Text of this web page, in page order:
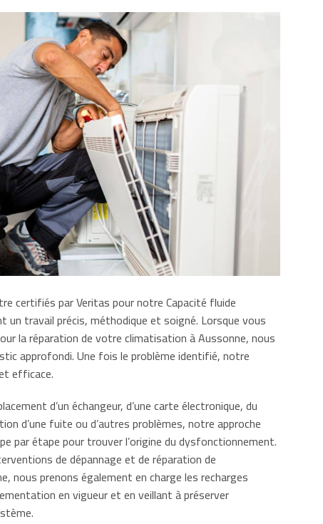
certifiés par Veritas pour notre Capacité fluide
un travail précis, méthodique et soigné. Lorsque vous
la réparation de votre climatisation à Aussonne, nous
approfondi. Une fois le problème identifié, notre
efficace.
d’un échangeur, d’une carte électronique, du
d’une fuite ou d’autres problèmes, notre approche
par étape pour trouver l’origine du dysfonctionnement.
de dépannage et de réparation de
nous prenons également en charge les recharges
en vigueur et en veillant à préserver